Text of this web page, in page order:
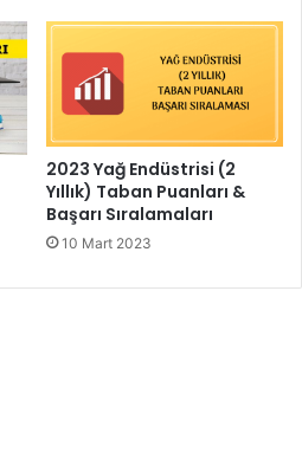
2023 Yağ Endüstrisi (2
Yıllık) Taban Puanları &
Başarı Sıralamaları
10 Mart 2023